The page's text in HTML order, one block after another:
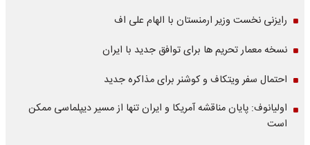
رایزنی نخست وزیر ارمنستان با الهام علی اف
نسخه معمار تحریم ها برای توافق جدید با ایران
احتمال سفر ویتکاف و کوشنر برای مذاکره جدید
اولیانوف: پایان مناقشه آمریکا و ایران تنها از مسیر دیپلماسی ممکن
است